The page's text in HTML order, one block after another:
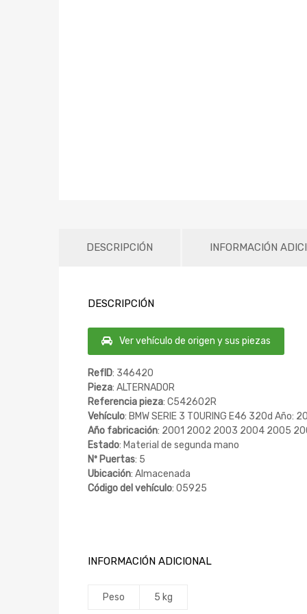
DESCRIPCIÓN INFORMACIÓN
DESCRIPCIÓN
Ver vehículo de origen y sus piezas
RefID: 346420
Pieza: ALTERNADOR
Referencia pieza: C542602R
Vehículo: BMW SERIE 3 TOURING E46 320d Año:
Año fabricación: 2001 2002 2003 2004 2005
Estado: Material de segunda mano
Nº Puertas: 5
Ubicación: Almacenada
Código del vehículo: 05925
INFORMACIÓN ADICIONAL
Peso 5 kg